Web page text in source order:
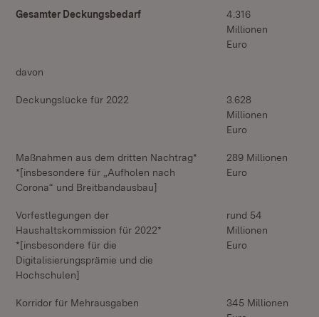
Gesamter Deckungsbedarf
4.316
Millionen
Euro
davon
Deckungslücke für 2022
3.628
Millionen
Euro
Maßnahmen aus dem dritten Nachtrag*
*[insbesondere für „Aufholen nach
Corona“ und Breitbandausbau]
289 Millionen
Euro
Vorfestlegungen der
Haushaltskommission für 2022*
*[insbesondere für die
Digitalisierungsprämie und die
Hochschulen]
rund 54
Millionen
Euro
Korridor für Mehrausgaben
345 Millionen